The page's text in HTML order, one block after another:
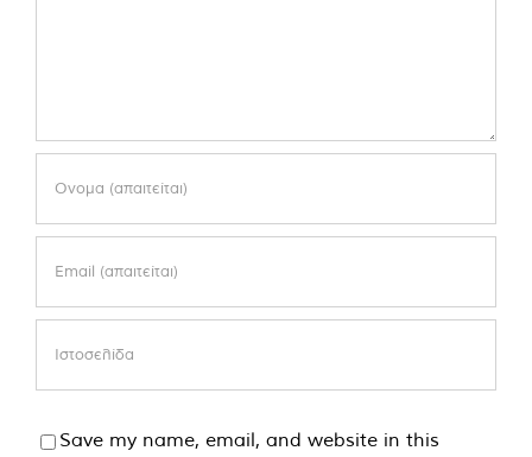
Save my name, email, and website in this